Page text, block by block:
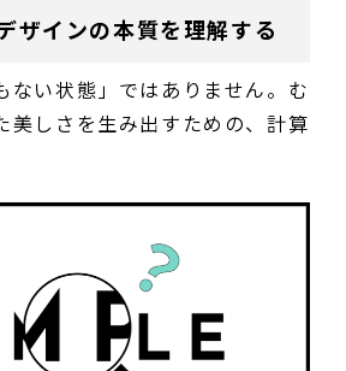
ザインの本質を理解する
ない状態」ではありません。む
美しさを生み出すための、計算